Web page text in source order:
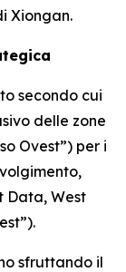
Xiongan.
secondo cui
delle zone
Ovest”) per i
Data, West
sfruttando il